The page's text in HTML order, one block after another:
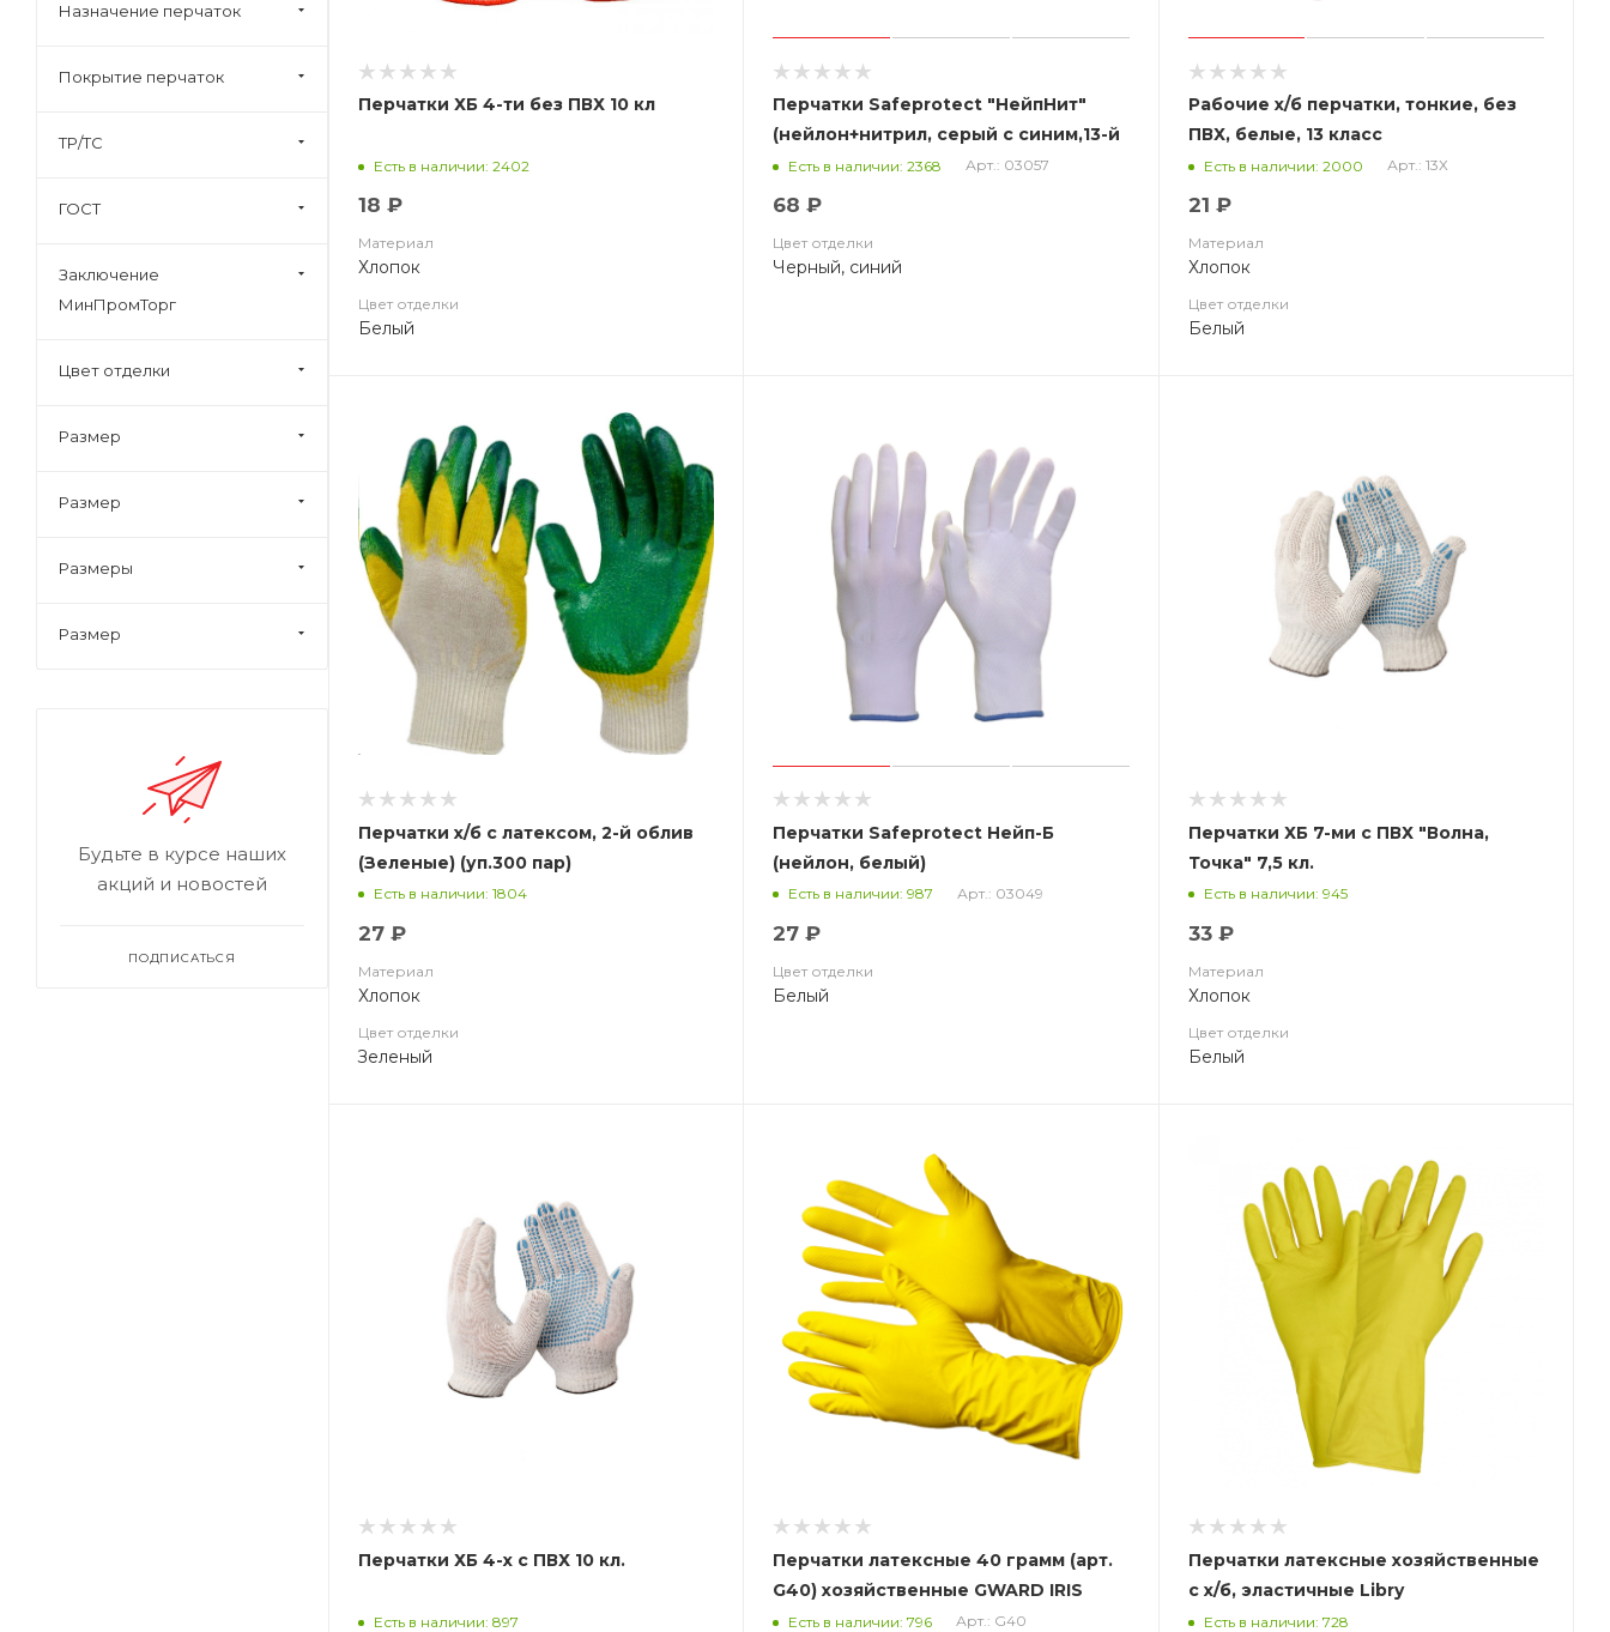
Перчатки ХБ 4-ти без ПВХ 10 кл
Есть в наличии: 2402
18 ₽
Материал
Хлопок
Цвет отделки
Белый
Перчатки Safeprotect "НейпНит"
(нейлон+нитрил, серый с синим,13-й
класс вязки)
Есть в наличии: 2368 Арт.: 03057
68 ₽
Цвет отделки
Черный, синий
Рабочие х/б перчатки, тонкие, без
ПВХ, белые, 13 класс
Есть в наличии: 2000 Арт.: 13Х
21 ₽
Материал
Хлопок
Цвет отделки
Белый
Перчатки х/б с латексом, 2-й облив
(Зеленые) (уп.300 пар)
Есть в наличии: 1804
27 ₽
Материал
Хлопок
Цвет отделки
Зеленый
Перчатки Safeprotect Нейп-Б
(нейлон, белый)
Есть в наличии: 987 Арт.: 03049
27 ₽
Цвет отделки
Белый
Перчатки ХБ 7-ми с ПВХ "Волна,
Точка" 7,5 кл.
Есть в наличии: 945
33 ₽
Материал
Хлопок
Цвет отделки
Белый
Перчатки ХБ 4-х с ПВХ 10 кл.
Есть в наличии: 897
Перчатки латексные 40 грамм (арт.
G40) хозяйственные GWARD IRIS
Есть в наличии: 796 Арт.: G40
Перчатки латексные хозяйственные
с х/б, эластичные Libry
Есть в наличии: 728
Назначение перчаток
Покрытие перчаток
ТР/ТС
ГОСТ
Заключение
МинПромТорг
Цвет отделки
Размер
Размер
Размеры
Размер
Будьте в курсе наших
акций и новостей
ПОДПИСАТЬСЯ